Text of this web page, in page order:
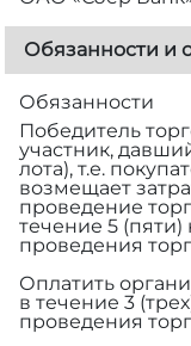
Обязанности и
Обязанности
Победитель
участник,
лота), т.е.
возмещает
проведение
течение 5
проведения
Оплатить
в течение 3
проведения